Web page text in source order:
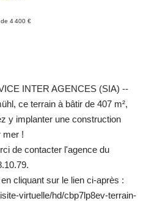
4 400 €
INTER AGENCES (SIA) --
ce terrain à bâtir de 407 m²,
y implanter une construction
mer !
de contacter l'agence du
cliquant sur le lien ci-après :
virtuelle/hd/cbp7lp8ev-terrain-